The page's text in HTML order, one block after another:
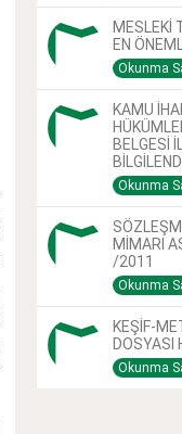
MESLEKİ
EN
Okunma
KAMU
BELGESİ
Okunma
MİMARI
/2011
Okunma
KEŞİF-
DOSYASI
Okunma